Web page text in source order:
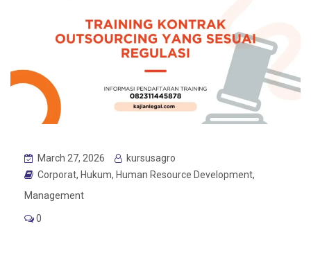
March 27, 2026
kursusagro
Corporat, Hukum, Human Resource Development,
Management
0